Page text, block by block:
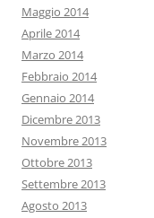
Maggio 2014
Aprile 2014
Marzo 2014
Febbraio 2014
Gennaio 2014
Dicembre 2013
Novembre 2013
Ottobre 2013
Settembre 2013
Agosto 2013